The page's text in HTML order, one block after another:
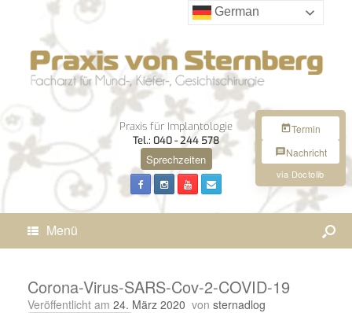
Praxis für Implantologie
Tel.: 040 - 244 578
Sprechzeiten
Menü
Corona-Virus-SARS-Cov-2-COVID-19
Veröffentlicht am 24. März 2020 von sternadlog
Termin
Nachricht
via Doctolib
German